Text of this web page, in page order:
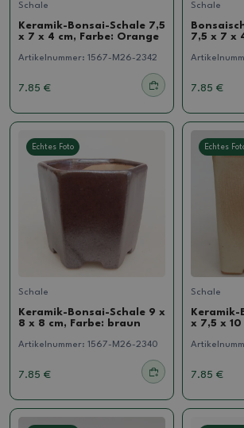
Schale
Keramik-Bonsai-Schale 7,5
x 7 x 4 cm, Farbe: Orange
Artikelnummer: 1567-M26-2342
7.85 €
Schale
7,5 x 7 x
7.85 €
Echtes Foto
Schale
Keramik-Bonsai-Schale 9 x
8 x 8 cm, Farbe: braun
Artikelnummer: 1567-M26-2340
7.85 €
Echtes
Schale
Keramik-
x 7,5 x
7.85 €